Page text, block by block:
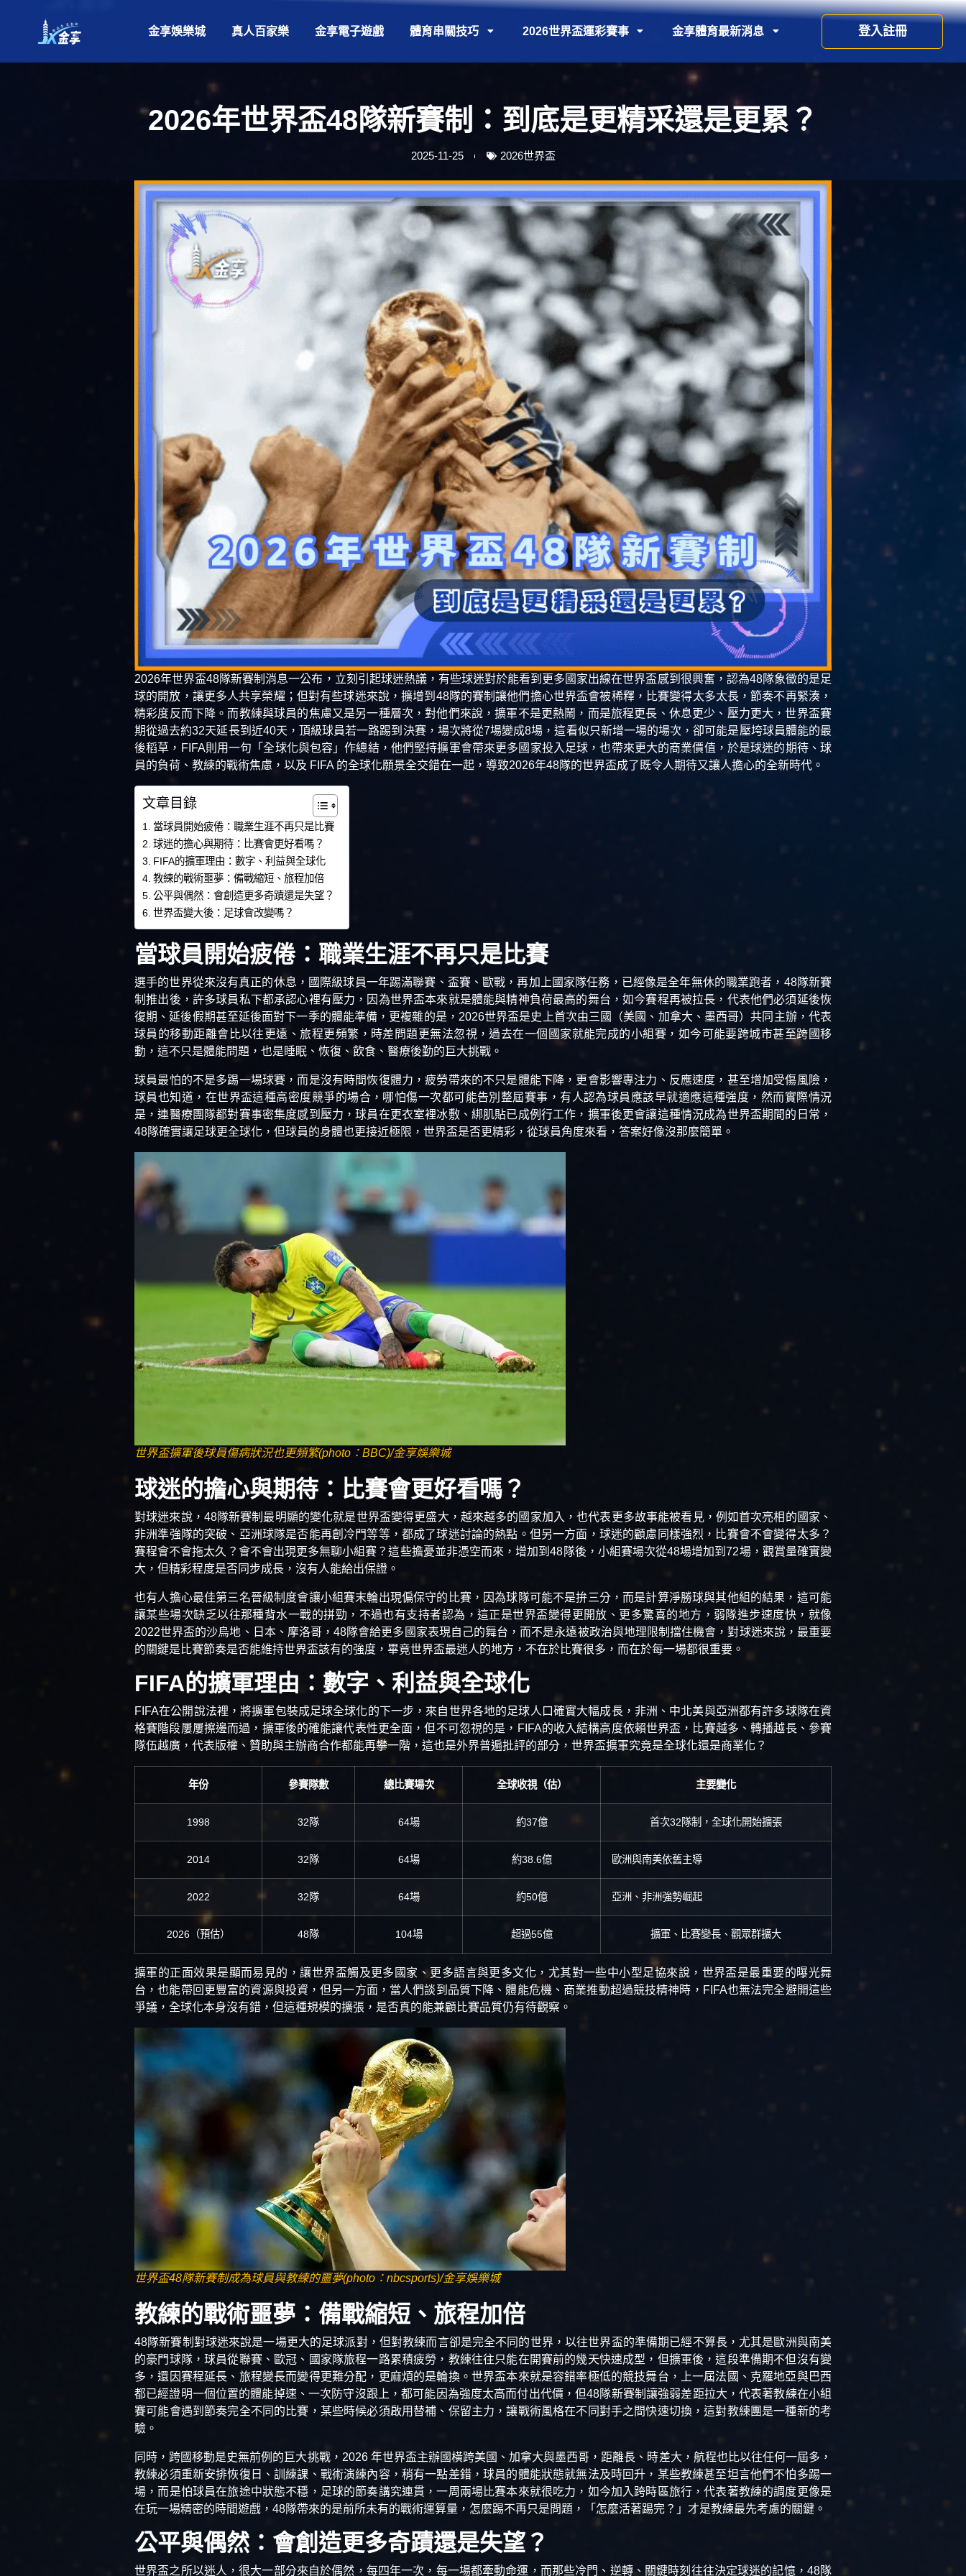
金享娛樂城 真人百家樂 金享電子遊戲 體育串關技巧 2026世界盃運彩賽事 金享體育最新消息 登入註冊
2026年世界盃48隊新賽制：到底是更精采還是更累？
2025-11-25 2026世界盃
2026年世界盃48隊新賽制消息一公布，立刻引起球迷熱議，有些球迷對於能看到更多國家出線在世界盃感到很興奮，認為48隊象徵的是足
球的開放，讓更多人共享榮耀；但對有些球迷來說，擴增到48隊的賽制讓他們擔心世界盃會被稀釋，比賽變得太多太長，節奏不再緊湊，
精彩度反而下降。而教練與球員的焦慮又是另一種層次，對他們來說，擴軍不是更熱鬧，而是旅程更長、休息更少、壓力更大，世界盃賽
期從過去約32天延長到近40天，頂級球員若一路踢到決賽，場次將從7場變成8場，這看似只新增一場的場次，卻可能是壓垮球員體能的最
後稻草，FIFA則用一句「全球化與包容」作總結，他們堅持擴軍會帶來更多國家投入足球，也帶來更大的商業價值，於是球迷的期待、球
員的負荷、教練的戰術焦慮，以及 FIFA 的全球化願景全交錯在一起，導致2026年48隊的世界盃成了既令人期待又讓人擔心的全新時代。
文章目錄
當球員開始疲倦：職業生涯不再只是比賽
球迷的擔心與期待：比賽會更好看嗎？
FIFA的擴軍理由：數字、利益與全球化
教練的戰術噩夢：備戰縮短、旅程加倍
公平與偶然：會創造更多奇蹟還是失望？
世界盃變大後：足球會改變嗎？
當球員開始疲倦：職業生涯不再只是比賽
選手的世界從來沒有真正的休息，國際級球員一年踢滿聯賽、盃賽、歐戰，再加上國家隊任務，已經像是全年無休的職業跑者，48隊新賽
制推出後，許多球員私下都承認心裡有壓力，因為世界盃本來就是體能與精神負荷最高的舞台，如今賽程再被拉長，代表他們必須延後恢
復期、延後假期甚至延後面對下一季的體能準備，更複雜的是，2026世界盃是史上首次由三國（美國、加拿大、墨西哥）共同主辦，代表
球員的移動距離會比以往更遠、旅程更頻繁，時差問題更無法忽視，過去在一個國家就能完成的小組賽，如今可能要跨城市甚至跨國移
動，這不只是體能問題，也是睡眠、恢復、飲食、醫療後勤的巨大挑戰。
球員最怕的不是多踢一場球賽，而是沒有時間恢復體力，疲勞帶來的不只是體能下降，更會影響專注力、反應速度，甚至增加受傷風險，
球員也知道，在世界盃這種高密度競爭的場合，哪怕傷一次都可能告別整屆賽事，有人認為球員應該早就適應這種強度，然而實際情況
是，連醫療團隊都對賽事密集度感到壓力，球員在更衣室裡冰敷、綁肌貼已成例行工作，擴軍後更會讓這種情況成為世界盃期間的日常，
48隊確實讓足球更全球化，但球員的身體也更接近極限，世界盃是否更精彩，從球員角度來看，答案好像沒那麼簡單。
世界盃擴軍後球員傷病狀況也更頻繁(photo：BBC)/金享娛樂城
球迷的擔心與期待：比賽會更好看嗎？
對球迷來說，48隊新賽制最明顯的變化就是世界盃變得更盛大，越來越多的國家加入，也代表更多故事能被看見，例如首次亮相的國家、
非洲準強隊的突破、亞洲球隊是否能再創冷門等等，都成了球迷討論的熱點。但另一方面，球迷的顧慮同樣強烈，比賽會不會變得太多？
賽程會不會拖太久？會不會出現更多無聊小組賽？這些擔憂並非憑空而來，增加到48隊後，小組賽場次從48場增加到72場，觀賞量確實變
大，但精彩程度是否同步成長，沒有人能給出保證。
也有人擔心最佳第三名晉級制度會讓小組賽末輪出現偏保守的比賽，因為球隊可能不是拚三分，而是計算淨勝球與其他組的結果，這可能
讓某些場次缺乏以往那種背水一戰的拼勁，不過也有支持者認為，這正是世界盃變得更開放、更多驚喜的地方，弱隊進步速度快，就像
2022世界盃的沙烏地、日本、摩洛哥，48隊會給更多國家表現自己的舞台，而不是永遠被政治與地理限制擋住機會，對球迷來說，最重要
的關鍵是比賽節奏是否能維持世界盃該有的強度，畢竟世界盃最迷人的地方，不在於比賽很多，而在於每一場都很重要。
FIFA的擴軍理由：數字、利益與全球化
FIFA在公開說法裡，將擴軍包裝成足球全球化的下一步，來自世界各地的足球人口確實大幅成長，非洲、中北美與亞洲都有許多球隊在資
格賽階段屢屢擦邊而過，擴軍後的確能讓代表性更全面，但不可忽視的是，FIFA的收入結構高度依賴世界盃，比賽越多、轉播越長、參賽
隊伍越廣，代表版權、贊助與主辦商合作都能再攀一階，這也是外界普遍批評的部分，世界盃擴軍究竟是全球化還是商業化？
年份 參賽隊數 總比賽場次 全球收視（估） 主要變化
1998 32隊 64場 約37億 首次32隊制，全球化開始擴張
2014 32隊 64場 約38.6億 歐洲與南美依舊主導
2022 32隊 64場 約50億 亞洲、非洲強勢崛起
2026（預估） 48隊 104場 超過55億 擴軍、比賽變長、觀眾群擴大
擴軍的正面效果是顯而易見的，讓世界盃觸及更多國家、更多語言與更多文化，尤其對一些中小型足協來說，世界盃是最重要的曝光舞
台，也能帶回更豐富的資源與投資，但另一方面，當人們談到品質下降、體能危機、商業推動超過競技精神時，FIFA也無法完全避開這些
爭議，全球化本身沒有錯，但這種規模的擴張，是否真的能兼顧比賽品質仍有待觀察。
世界盃48隊新賽制成為球員與教練的噩夢(photo：nbcsports)/金享娛樂城
教練的戰術噩夢：備戰縮短、旅程加倍
48隊新賽制對球迷來說是一場更大的足球派對，但對教練而言卻是完全不同的世界，以往世界盃的準備期已經不算長，尤其是歐洲與南美
的豪門球隊，球員從聯賽、歐冠、國家隊旅程一路累積疲勞，教練往往只能在開賽前的幾天快速成型，但擴軍後，這段準備期不但沒有變
多，還因賽程延長、旅程變長而變得更難分配，更麻煩的是輪換。世界盃本來就是容錯率極低的競技舞台，上一屆法國、克羅地亞與巴西
都已經證明一個位置的體能掉速、一次防守沒跟上，都可能因為強度太高而付出代價，但48隊新賽制讓強弱差距拉大，代表著教練在小組
賽可能會遇到節奏完全不同的比賽，某些時候必須啟用替補、保留主力，讓戰術風格在不同對手之間快速切換，這對教練團是一種新的考
驗。
同時，跨國移動是史無前例的巨大挑戰，2026 年世界盃主辦國橫跨美國、加拿大與墨西哥，距離長、時差大，航程也比以往任何一屆多，
教練必須重新安排恢復日、訓練課、戰術演練內容，稍有一點差錯，球員的體能狀態就無法及時回升，某些教練甚至坦言他們不怕多踢一
場，而是怕球員在旅途中狀態不穩，足球的節奏講究連貫，一周兩場比賽本來就很吃力，如今加入跨時區旅行，代表著教練的調度更像是
在玩一場精密的時間遊戲，48隊帶來的是前所未有的戰術運算量，怎麼踢不再只是問題，「怎麼活著踢完？」才是教練最先考慮的關鍵。
公平與偶然：會創造更多奇蹟還是失望？
世界盃之所以迷人，很大一部分來自於偶然，每四年一次，每一場都牽動命運，而那些冷門、逆轉、關鍵時刻往往決定球迷的記憶，48隊